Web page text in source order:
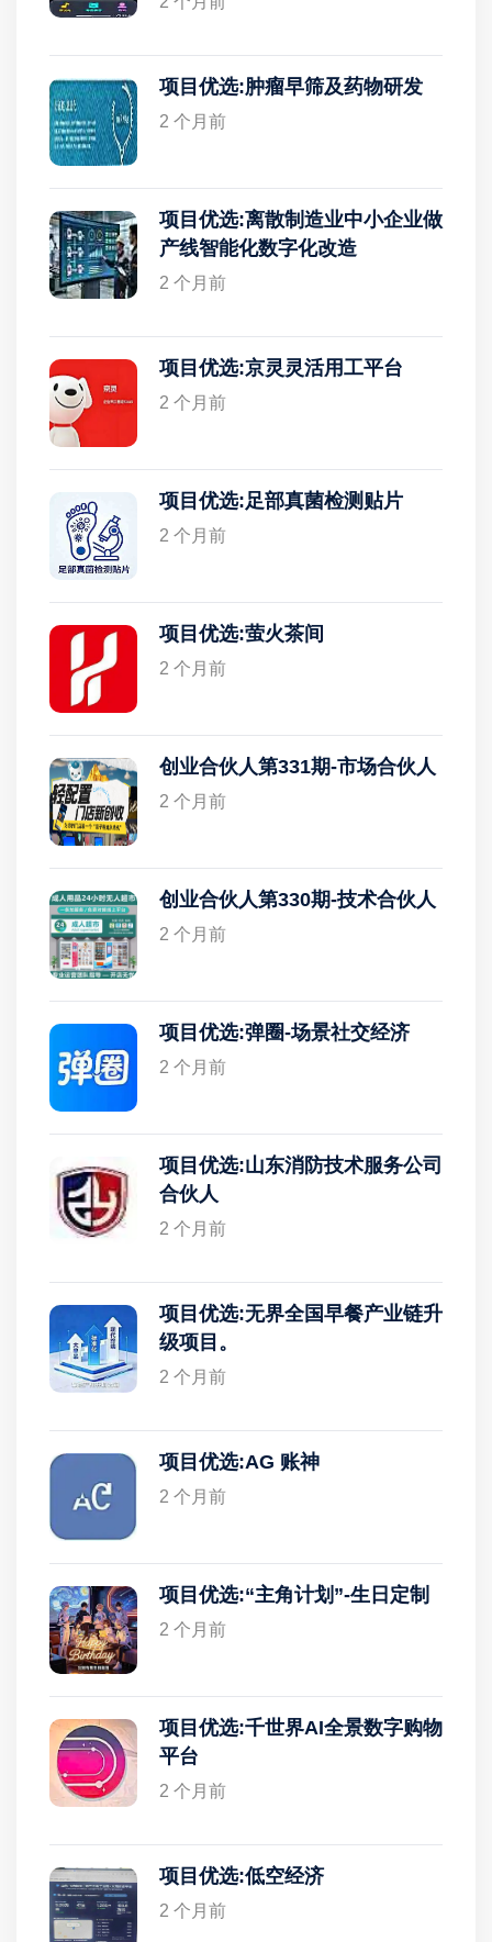
项目优选:肿瘤早筛及药物研发
2 个月前
项目优选:离散制造业中小企业做
产线智能化数字化改造
2 个月前
项目优选:京灵灵活用工平台
2 个月前
项目优选:足部真菌检测贴片
2 个月前
项目优选:萤火茶间
2 个月前
创业合伙人第331期-市场合伙人
2 个月前
创业合伙人第330期-技术合伙人
2 个月前
项目优选:弹圈-场景社交经济
2 个月前
项目优选:山东消防技术服务公司
合伙人
2 个月前
项目优选:无界全国早餐产业链升
级项目。
2 个月前
项目优选:AG 账神
2 个月前
项目优选:“主角计划”-生日定制
2 个月前
项目优选:千世界AI全景数字购物
平台
2 个月前
项目优选:低空经济
2 个月前